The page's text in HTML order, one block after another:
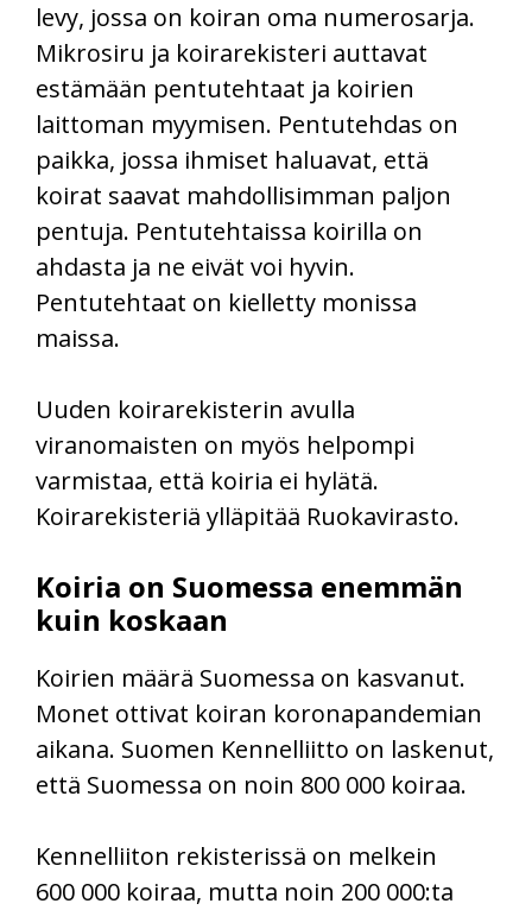
levy, jossa on koiran oma numerosarja.
Mikrosiru ja koirarekisteri auttavat
estämään pentutehtaat ja koirien
laittoman myymisen. Pentutehdas on
paikka, jossa ihmiset haluavat, että
koirat saavat mahdollisimman paljon
pentuja. Pentutehtaissa koirilla on
ahdasta ja ne eivät voi hyvin.
Pentutehtaat on kielletty monissa
maissa.
Uuden koirarekisterin avulla
viranomaisten on myös helpompi
varmistaa, että koiria ei hylätä.
Koirarekisteriä ylläpitää Ruokavirasto.
Koiria on Suomessa enemmän
kuin koskaan
Koirien määrä Suomessa on kasvanut.
Monet ottivat koiran koronapandemian
aikana. Suomen Kennelliitto on laskenut,
että Suomessa on noin 800 000 koiraa.
Kennelliiton rekisterissä on melkein
600 000 koiraa, mutta noin 200 000:ta